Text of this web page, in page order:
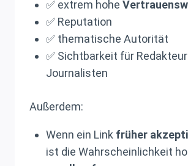
✅ extrem hohe
✅ Reputation
✅ thematische Autorität
✅ Sichtbarkeit für
Journalisten
Außerdem:
Wenn ein Link früher
ist die Wahrscheinlichkeit